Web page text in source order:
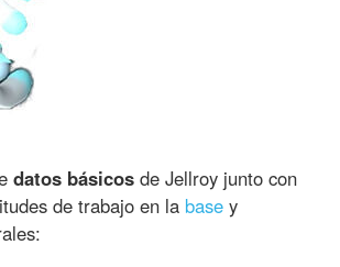
datos básicos de Jellroy junto con
de trabajo en la base y